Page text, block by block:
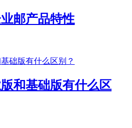
邮产品特性
和基础版有什么区